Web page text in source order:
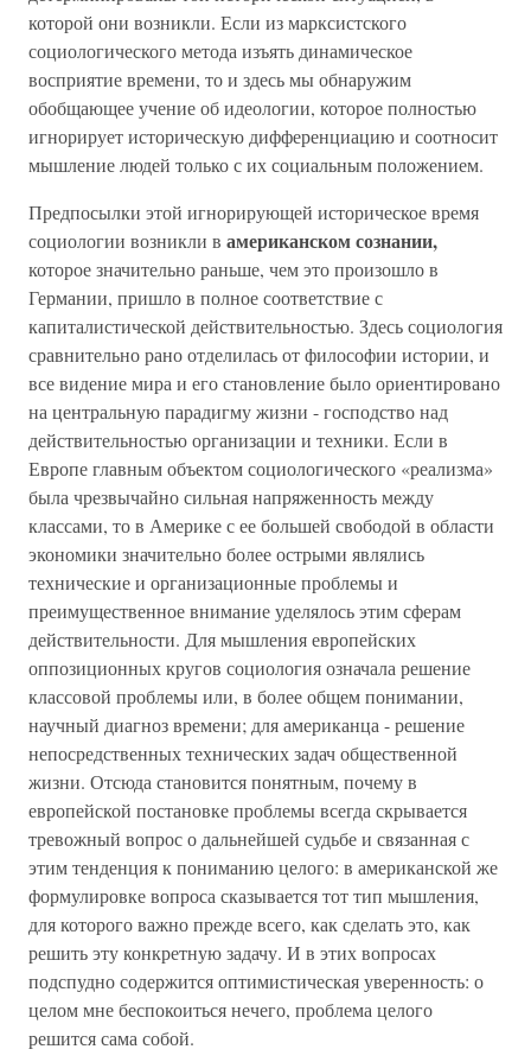
которой они возникли. Если из марксистского
социологического метода изъять динамическое
восприятие времени, то и здесь мы обнаружим
обобщающее учение об идеологии, которое полностью
игнорирует историческую дифференциацию и соотносит
мышление людей только с их социальным положением.
Предпосылки этой игнорирующей историческое время
социологии возникли в американском сознании,
которое значительно раньше, чем это произошло в
Германии, пришло в полное соответствие с
капиталистической действительностью. Здесь социология
сравнительно рано отделилась от философии истории, и
все видение мира и его становление было ориентировано
на центральную парадигму жизни - господство над
действительностью организации и техники. Если в
Европе главным объектом социологического «реализма»
была чрезвычайно сильная напряженность между
классами, то в Америке с ее большей свободой в области
экономики значительно более острыми являлись
технические и организационные проблемы и
преимущественное внимание уделялось этим сферам
действительности. Для мышления европейских
оппозиционных кругов социология означала решение
классовой проблемы или, в более общем понимании,
научный диагноз времени; для американца - решение
непосредственных технических задач общественной
жизни. Отсюда становится понятным, почему в
европейской постановке проблемы всегда скрывается
тревожный вопрос о дальнейшей судьбе и связанная с
этим тенденция к пониманию целого: в американской же
формулировке вопроса сказывается тот тип мышления,
для которого важно прежде всего, как сделать это, как
решить эту конкретную задачу. И в этих вопросах
подспудно содержится оптимистическая уверенность: о
целом мне беспокоиться нечего, проблема целого
решится сама собой.